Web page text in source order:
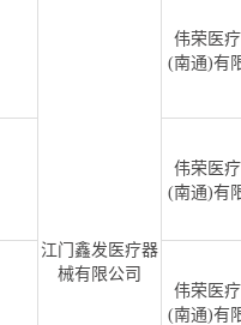
江门鑫发医疗器
械有限公司
伟荣医
(南通)有
伟荣医
(南通)有
伟荣医
(南通)有